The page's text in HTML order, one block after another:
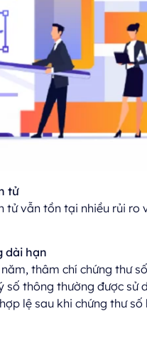
tử
tử vẫn tồn tại nhiều rủi ro
dài hạn
thâm chí chứng thư
thông thường được sử
lệ sau khi chứng thư số